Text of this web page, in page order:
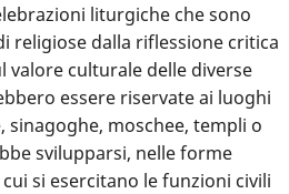
liturgiche che sono
religiose dalla riflessione critica
valore culturale delle diverse
essere riservate ai luoghi
sinagoghe, moschee, templi o
svilupparsi, nelle forme
si esercitano le funzioni civili